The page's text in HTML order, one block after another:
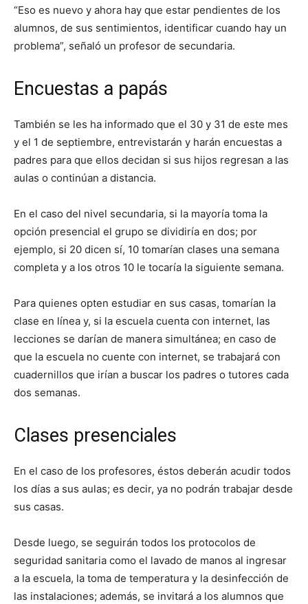
“Eso es nuevo y ahora hay que estar pendientes de los
alumnos, de sus sentimientos, identificar cuando hay un
problema”, señaló un profesor de secundaria.
Encuestas a papás
También se les ha informado que el 30 y 31 de este mes
y el 1 de septiembre, entrevistarán y harán encuestas a
padres para que ellos decidan si sus hijos regresan a las
aulas o continúan a distancia.
En el caso del nivel secundaria, si la mayoría toma la
opción presencial el grupo se dividiría en dos; por
ejemplo, si 20 dicen sí, 10 tomarían clases una semana
completa y a los otros 10 le tocaría la siguiente semana.
Para quienes opten estudiar en sus casas, tomarían la
clase en línea y, si la escuela cuenta con internet, las
lecciones se darían de manera simultánea; en caso de
que la escuela no cuente con internet, se trabajará con
cuadernillos que irían a buscar los padres o tutores cada
dos semanas.
Clases presenciales
En el caso de los profesores, éstos deberán acudir todos
los días a sus aulas; es decir, ya no podrán trabajar desde
sus casas.
Desde luego, se seguirán todos los protocolos de
seguridad sanitaria como el lavado de manos al ingresar
a la escuela, la toma de temperatura y la desinfección de
las instalaciones; además, se invitará a los alumnos que